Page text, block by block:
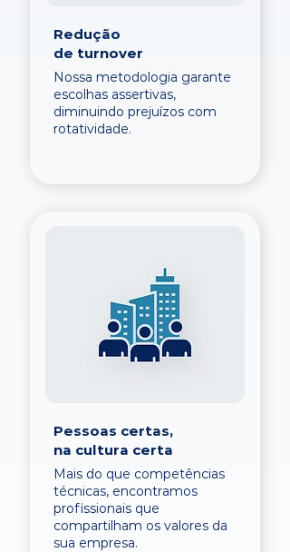
Redução
de turnover
Nossa metodologia garante
escolhas assertivas,
diminuindo prejuízos com
rotatividade.
Pessoas certas,
na cultura certa
Mais do que competências
técnicas, encontramos
profissionais que
compartilham os valores da
sua empresa.